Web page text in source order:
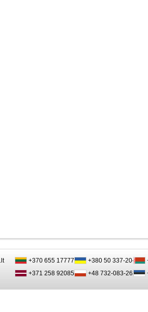
+370 655 17777
+371 258 92085
+380 50 337-20-47
+48 732-083-262